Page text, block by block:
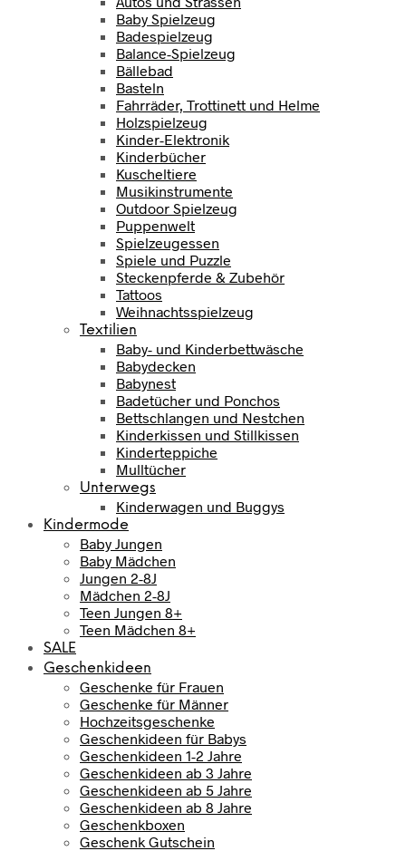
Baby Spielzeug
Badespielzeug
Balance-Spielzeug
Bällebad
Basteln
Fahrräder, Trottinett und Helme
Holzspielzeug
Kinder-Elektronik
Kinderbücher
Kuscheltiere
Musikinstrumente
Outdoor Spielzeug
Puppenwelt
Spielzeugessen
Spiele und Puzzle
Steckenpferde & Zubehör
Tattoos
Weihnachtsspielzeug
Textilien
Baby- und Kinderbettwäsche
Babydecken
Babynest
Badetücher und Ponchos
Bettschlangen und Nestchen
Kinderkissen und Stillkissen
Kinderteppiche
Mulltücher
Unterwegs
Kinderwagen und Buggys
Kindermode
Baby Jungen
Baby Mädchen
Jungen 2-8J
Mädchen 2-8J
Teen Jungen 8+
Teen Mädchen 8+
SALE
Geschenkideen
Geschenke für Frauen
Geschenke für Männer
Hochzeitsgeschenke
Geschenkideen für Babys
Geschenkideen 1-2 Jahre
Geschenkideen ab 3 Jahre
Geschenkideen ab 5 Jahre
Geschenkideen ab 8 Jahre
Geschenkboxen
Geschenk Gutschein